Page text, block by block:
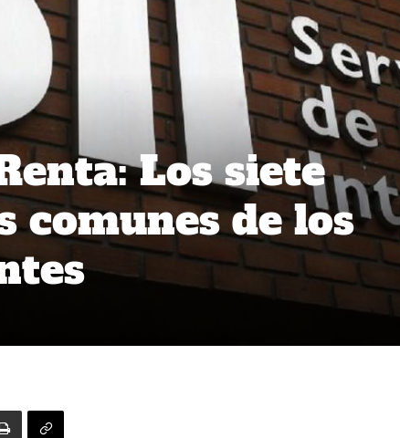
Los siete
comunes de los